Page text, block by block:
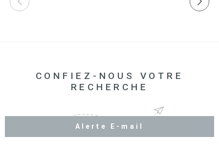
CONFIEZ-NOUS VOTRE
RECHERCHE
Alerte E-mail